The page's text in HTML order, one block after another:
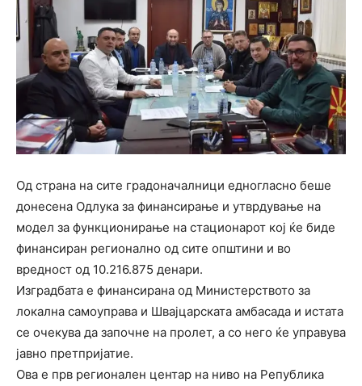
Oд страна на сите градоначалници едногласно беше
донесена Одлука за финансирање и утврдување на
модел за функционирање на стационарот кој ќе биде
финансиран регионално од сите општини и во
вредност од 10.216.875 денари.
Изградбата е финансирана од Министерството за
локална самоуправа и Швајцарската амбасада и истата
се очекува да започне на пролет, а со него ќе управува
јавно претпријатие.
Ова е прв регионален центар на ниво на Република